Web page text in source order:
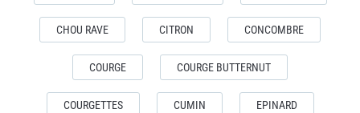
CHOU RAVE CITRON CONCOMBRE
COURGE COURGE BUTTERNUT
COURGETTES CUMIN EPINARD